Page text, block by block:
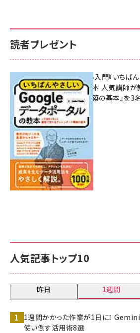
人気記事トップ10
昨日 1週間
1週間かかった作業が1日に！
使い倒す活用術8選
読者プレゼント
無料BIツール入門『いちば
ポータルの教本 人気講師が
シュボード構築の基本』を3
7月31日 10:00